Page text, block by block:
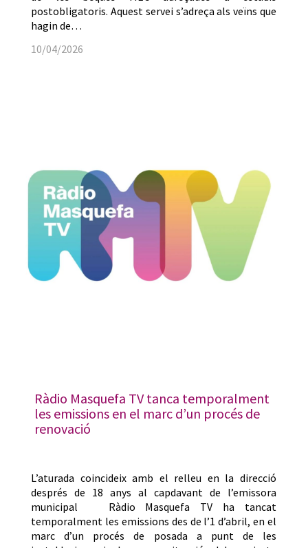
postobligatoris. Aquest servei s’adreça als veïns que
hagin de…
10/04/2026
Ràdio Masquefa TV tanca temporalment
les emissions en el marc d’un procés de
renovació
L’aturada coincideix amb el relleu en la direcció
després de 18 anys al capdavant de l’emissora
municipal Ràdio Masquefa TV ha tancat
temporalment les emissions des de l’1 d’abril, en el
marc d’un procés de posada a punt de les